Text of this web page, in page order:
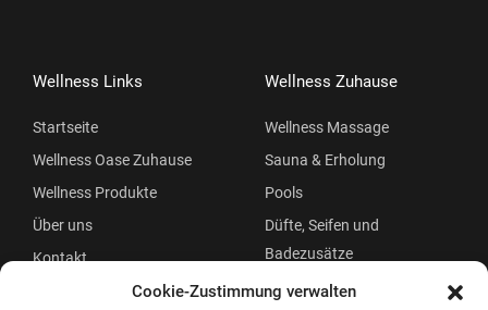
Cookie-Zustimmung verwalten
Wellness Links
Startseite
Wellness Oase Zuhause
Wellness Produkte
Über uns
Kontakt
Wellness Zuhause
Wellness Massage
Sauna & Erholung
Pools
Düfte, Seifen und
Badezusätze
Beauty